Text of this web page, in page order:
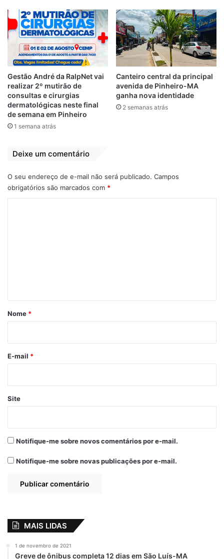
em São Luís
27 de setembro de 2021
Em "PINHEIRO-MA"
Campeonato Maranhense Série B
Tuntum 3 a 0 Codó
Gestão André da RalpNet vai
realizar 2º mutirão de
consultas e cirurgias
dermatológicas neste final
de semana em Pinheiro
1 semana atrás
Canteiro central da principal
avenida de Pinheiro-MA
ganha nova identidade
2 semanas atrás
Deixe um comentário
O seu endereço de e-mail não será publicado. Campos
obrigatórios são marcados com *
r
*
Nome *
E-mail *
Site
Notifique-me sobre novos comentários por e-mail.
Notifique-me sobre novas publicações por e-mail.
MAIS LIDAS
1 de novembro de 2021
Greve de ônibus completa 12 dias em São Luís-MA